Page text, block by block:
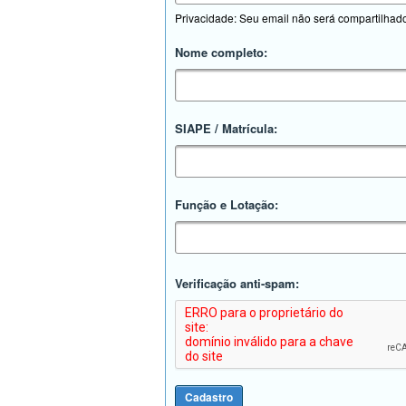
Privacidade: Seu email não será
Nome completo:
SIAPE / Matrícula:
Função e Lotação:
Verificação anti-spam: